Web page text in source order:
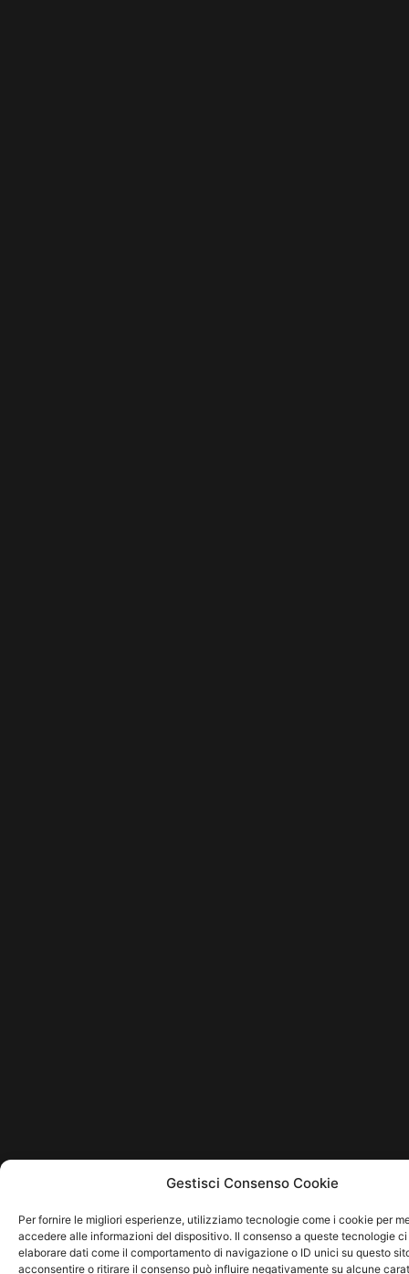
Gestisci Consenso Cookie
Per fornire le migliori esperienze, utilizziamo tecnologie come i cookie per
accedere alle informazioni del dispositivo. Il consenso a queste tecnologie
elaborare dati come il comportamento di navigazione o ID unici su questo
acconsentire o ritirare il consenso può influire negativamente su alcune